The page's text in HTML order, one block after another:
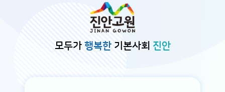
모두가 행복한기본사회 진안